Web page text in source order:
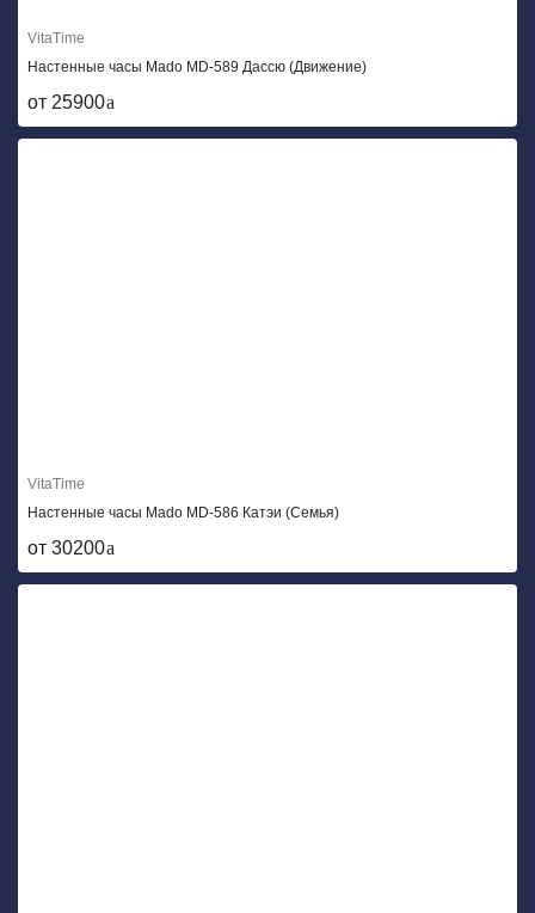
VitaTime
Настенные часы Mado MD-589 Дассю (Движение)
от 25900
VitaTime
Настенные часы Mado MD-586 Катэи (Семья)
от 30200